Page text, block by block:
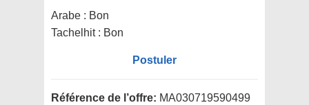
Arabe : Bon
Tachelhit : Bon
Postuler
Référence de l’offre: MA030719590499